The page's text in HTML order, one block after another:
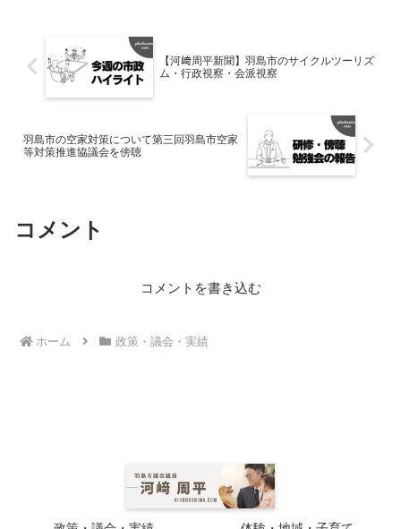
【河﨑周平新聞】羽島市のサイクルツーリズ
ム・行政視察・会派視察
羽島市の空家対策について第三回羽島市空家
等対策推進協議会を傍聴
コメント
コメントを書き込む
ホーム 政策・議会・実績